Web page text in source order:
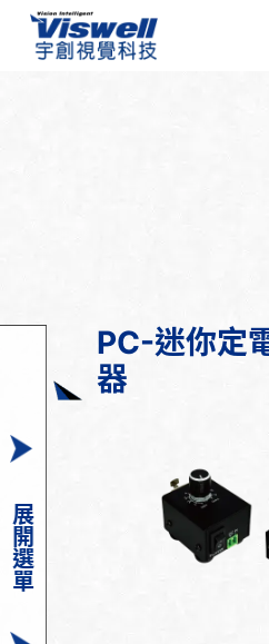
展開選單
PC-迷你定
器